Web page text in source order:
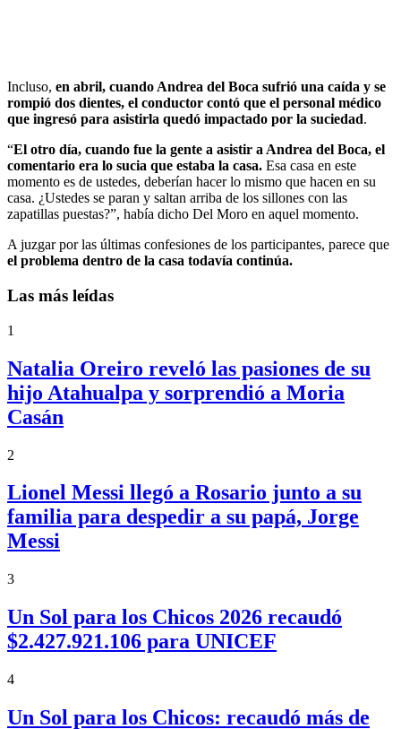
Incluso, en abril, cuando Andrea del Boca sufrió una caída y se
rompió dos dientes, el conductor contó que el personal médico
que ingresó para asistirla quedó impactado por la suciedad.
“El otro día, cuando fue la gente a asistir a Andrea del Boca, el
comentario era lo sucia que estaba la casa. Esa casa en este
momento es de ustedes, deberían hacer lo mismo que hacen en su
casa. ¿Ustedes se paran y saltan arriba de los sillones con las
zapatillas puestas?”, había dicho Del Moro en aquel momento.
A juzgar por las últimas confesiones de los participantes, parece que
el problema dentro de la casa todavía continúa.
Las más leídas
1
Natalia Oreiro reveló las pasiones de su
hijo Atahualpa y sorprendió a Moria
Casán
2
Lionel Messi llegó a Rosario junto a su
familia para despedir a su papá, Jorge
Messi
3
Un Sol para los Chicos 2026 recaudó
$2.427.921.106 para UNICEF
4
Un Sol para los Chicos: recaudó más de